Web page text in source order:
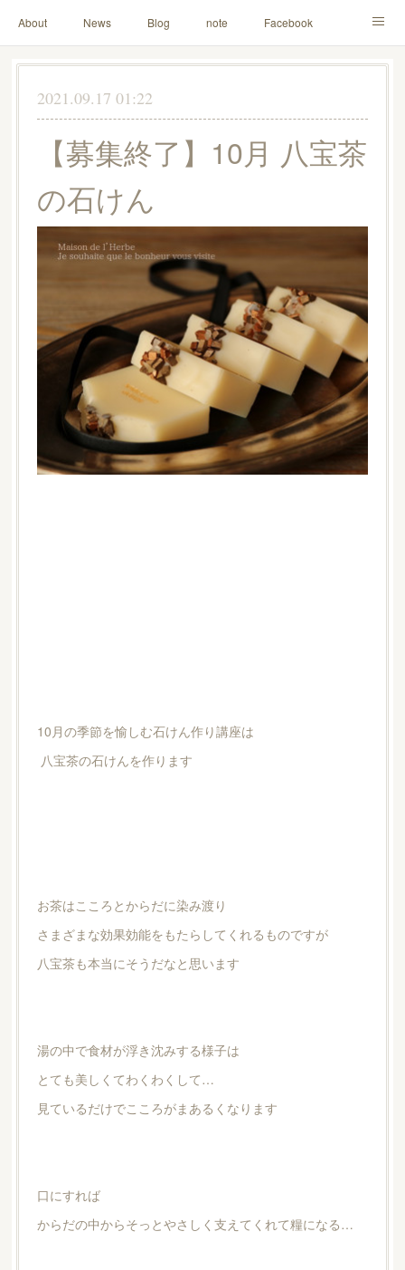
About News Blog note Facebook
Instagram Lesson Menu Schedule Contact
2021.09.17 01:22
【募集終了】10月 八宝茶
の石けん
10月の季節を愉しむ石けん作り講座は
八宝茶の石けんを作ります
お茶はこころとからだに染み渡り
さまざまな効果効能をもたらしてくれるものですが
八宝茶も本当にそうだなと思います
湯の中で食材が浮き沈みする様子は
とても美しくてわくわくして…
見ているだけでこころがまあるくなります
口にすれば
からだの中からそっとやさしく支えてくれて糧になる…